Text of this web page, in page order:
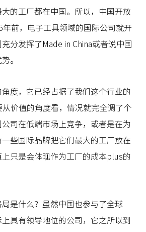
的工厂都在中国。所以，中国开放
年前，电子工具领域的国际公司就开
分发挥了Made in China或者说中国
。
度，它已经占据了我们这个行业的
价值的角度看，情况就完全调了个
司在低端市场上竞争，或者是在为
些国际品牌把它们最大的工厂放在
上只是会体现作为工厂的成本plus的
是什么？虽然中国也参与了全球
具有领导地位的公司，它之所以到